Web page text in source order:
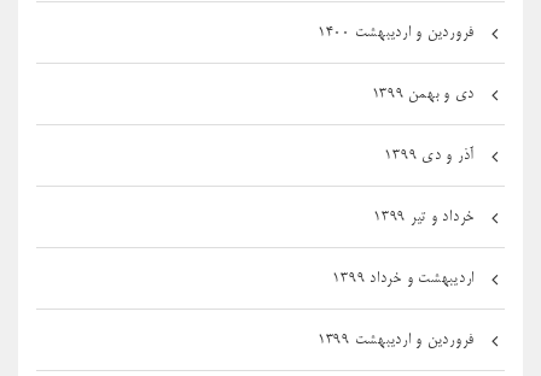
فروردین و اردیبهشت ۱۴۰۰
دی و بهمن ۱۳۹۹
آذر و دی ۱۳۹۹
خرداد و تیر ۱۳۹۹
اردیبهشت و خرداد ۱۳۹۹
فروردین و اردیبهشت ۱۳۹۹